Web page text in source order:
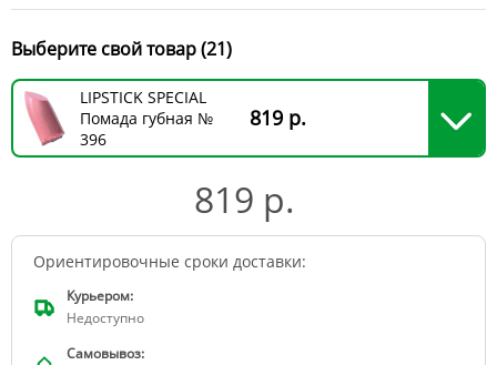
Выберите свой товар (21)
LIPSTICK SPECIAL
Помада губная №
396
819 р.
819 р.
Ориентировочные сроки доставки:
Курьером:
Недоступно
Самовывоз: